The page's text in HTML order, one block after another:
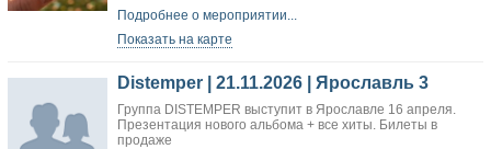
Подробнее о мероприятии...
Показать на карте
Distemper | 21.11.2026 | Ярославль 3
Группа DISTEMPER выступит в Ярославле 16 апреля.
Презентация нового альбома + все хиты. Билеты в
продаже